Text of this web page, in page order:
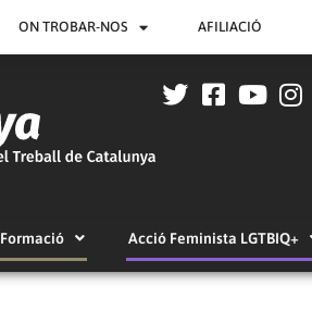
ON TROBAR-NOS AFILIACIÓ
Formació Acció Feminista LGTBIQ+